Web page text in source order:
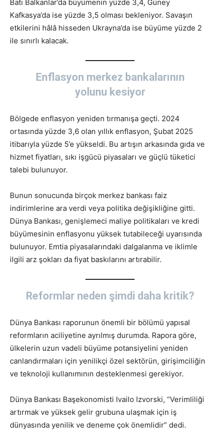
Batı Balkanlar’da büyümenin yüzde 3,4, Güney
Kafkasya’da ise yüzde 3,5 olması bekleniyor. Savaşın
etkilerini hâlâ hisseden Ukrayna’da ise büyüme yüzde 2
ile sınırlı kalacak.
Enflasyon merkez bankalarının
yolunu kesiyor
Bölgede enflasyon yeniden tırmanışa geçti. 2024
ortasında yüzde 3,6 olan yıllık enflasyon, Şubat 2025
itibarıyla yüzde 5’e yükseldi. Bu artışın arkasında gıda ve
hizmet fiyatları, sıkı işgücü piyasaları ve güçlü tüketici
talebi bulunuyor.
Bunun sonucunda birçok merkez bankası faiz
indirimlerine ara verdi veya politika değişikliğine gitti.
Dünya Bankası, genişlemeci maliye politikaları ve kredi
büyümesinin enflasyonu yüksek tutabileceği uyarısında
bulunuyor. Emtia piyasalarındaki dalgalanma ve iklimle
ilgili arz şokları da fiyat baskılarını artırabilir.
Reformlar neden şimdi daha kritik?
Dünya Bankası raporunun önemli bir bölümü yapısal
reformların aciliyetine ayrılmış durumda. Rapora göre,
ülkelerin uzun vadeli büyüme potansiyelini yeniden
canlandırmaları için yenilikçi özel sektörün, girişimciliğin
ve teknoloji kullanımının desteklenmesi gerekiyor.
Dünya Bankası Başekonomisti Ivailo Izvorski, “Verimliliği
artırmak ve yüksek gelir grubuna ulaşmak için iş
dünyasında yenilik ve deneme çok önemlidir” dedi.